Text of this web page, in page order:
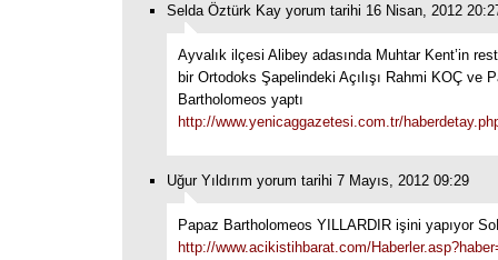
Selda Öztürk Kay yorum tarihi 16 Nisan, 2012
Ayvalık ilçesi Alibey adasında Muhtar Kent’in
bir Ortodoks Şapelindeki Açılışı Rahmi KOÇ ve
Bartholomeos yaptı
http://www.yenicaggazetesi.com.tr/
Uğur Yıldırım yorum tarihi 7 Mayıs, 2012 09:29
Papaz Bartholomeos YILLARDIR işini yapıyor
http://www.acikistihbarat.com/